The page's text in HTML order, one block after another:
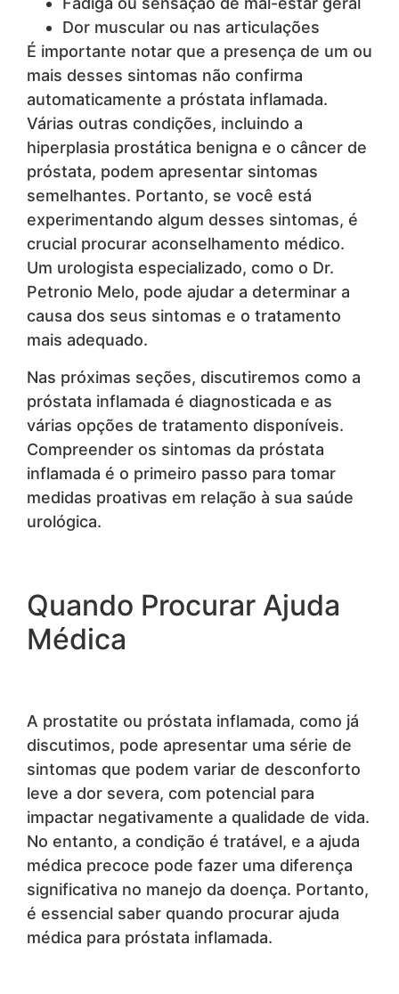
Dor muscular ou nas articulações
É importante notar que a presença de um ou
mais desses sintomas não confirma
automaticamente a próstata inflamada.
Várias outras condições, incluindo a
hiperplasia prostática benigna e o câncer de
próstata, podem apresentar sintomas
semelhantes. Portanto, se você está
experimentando algum desses sintomas, é
crucial procurar aconselhamento médico.
Um urologista especializado, como o Dr.
Petronio Melo, pode ajudar a determinar a
causa dos seus sintomas e o tratamento
mais adequado.
Nas próximas seções, discutiremos como a
próstata inflamada é diagnosticada e as
várias opções de tratamento disponíveis.
Compreender os sintomas da próstata
inflamada é o primeiro passo para tomar
medidas proativas em relação à sua saúde
urológica.
Quando Procurar Ajuda
Médica
A prostatite ou próstata inflamada, como já
discutimos, pode apresentar uma série de
sintomas que podem variar de desconforto
leve a dor severa, com potencial para
impactar negativamente a qualidade de vida.
No entanto, a condição é tratável, e a ajuda
médica precoce pode fazer uma diferença
significativa no manejo da doença. Portanto,
é essencial saber quando procurar ajuda
médica para próstata inflamada.